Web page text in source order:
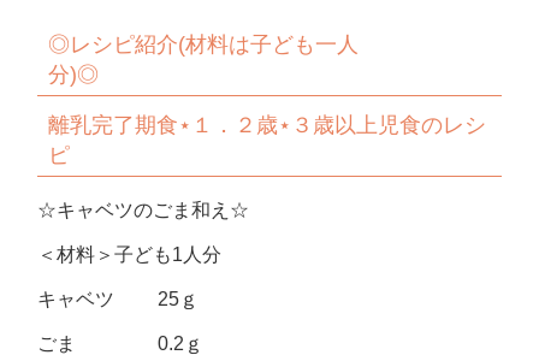
◎レシピ紹介(材料は子ども一人
分)◎
離乳完了期食⋆ １．２歳⋆ ３歳以上児食のレシ
ピ
☆キャベツのごま和え☆
＜材料＞子ども1人分
キャベツ 25ｇ
ごま 0.2ｇ